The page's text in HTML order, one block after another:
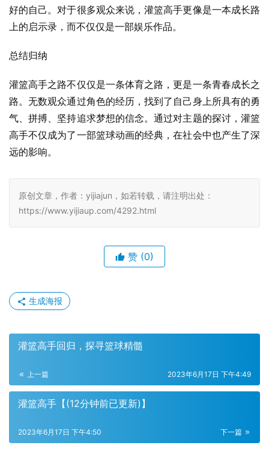
好的自己。对于很多观众来说，灌篮高手更像是一本成长路
上的启示录，而不仅仅是一部娱乐作品。
总结归纳
灌篮高手之路不仅仅是一条体育之路，更是一条青春成长之
路。无数观众通过角色的经历，找到了自己身上所具有的勇
气、拼搏、坚持追求梦想的信念。通过对主题的探讨，灌篮
高手不仅成为了一部篮球动画的经典，在社会中也产生了深
远的影响。
原创文章，作者：yijiajun，如若转载，请注明出处：
https://www.yijiaup.com/4292.html
赞 (0)
生成海报
灌篮高手回归，探寻篮球精髓
上一篇 2023年6月17日 下午4:49
灌篮高手【(12分钟前已更新)】
下一篇
2023年6月17日 下午4:50